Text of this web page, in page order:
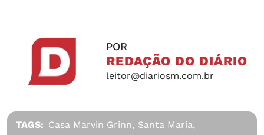
POR
REDAÇÃO DO DIÁRIO
leitor@diariosm.com.br
TAGS: Casa Marvin Grinn, Santa Maria,